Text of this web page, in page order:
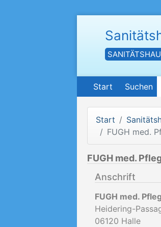
Start Suchen
Start
FUGH med.
FUGH med.
Anschrift
FUGH med.
Heidering-
06120 Halle